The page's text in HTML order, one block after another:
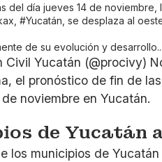
del día jueves 14 de
,#Yucatán , se desplaza al
de su evolución y
Yucatán (@procivy)
el pronóstico de fin de
noviembre en Yucatán.
de Yucatán
los municipios de